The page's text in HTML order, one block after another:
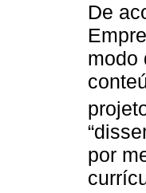
De
modo
por